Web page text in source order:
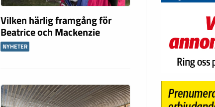
Vilken härlig framgång för
Beatrice och Mackenzie
NYHETER